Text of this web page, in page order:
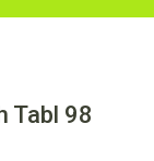
Tabl 98